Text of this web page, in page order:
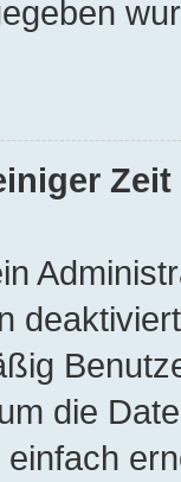
die